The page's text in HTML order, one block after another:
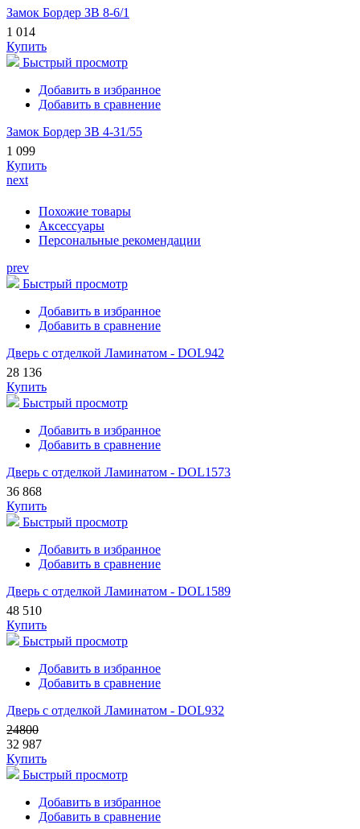
Замок Бордер ЗВ 8-6/1
1 014
Купить
Быстрый просмотр
Добавить в избранное
Добавить в сравнение
Замок Бордер ЗВ 4-31/55
1 099
Купить
next
Похожие товары
Аксессуары
Персональные рекомендации
prev
Быстрый просмотр
Добавить в избранное
Добавить в сравнение
Дверь с отделкой Ламинатом - DOL942
28 136
Купить
Быстрый просмотр
Добавить в избранное
Добавить в сравнение
Дверь с отделкой Ламинатом - DOL1573
36 868
Купить
Быстрый просмотр
Добавить в избранное
Добавить в сравнение
Дверь с отделкой Ламинатом - DOL1589
48 510
Купить
Быстрый просмотр
Добавить в избранное
Добавить в сравнение
Дверь с отделкой Ламинатом - DOL932
24800
32 987
Купить
Быстрый просмотр
Добавить в избранное
Добавить в сравнение